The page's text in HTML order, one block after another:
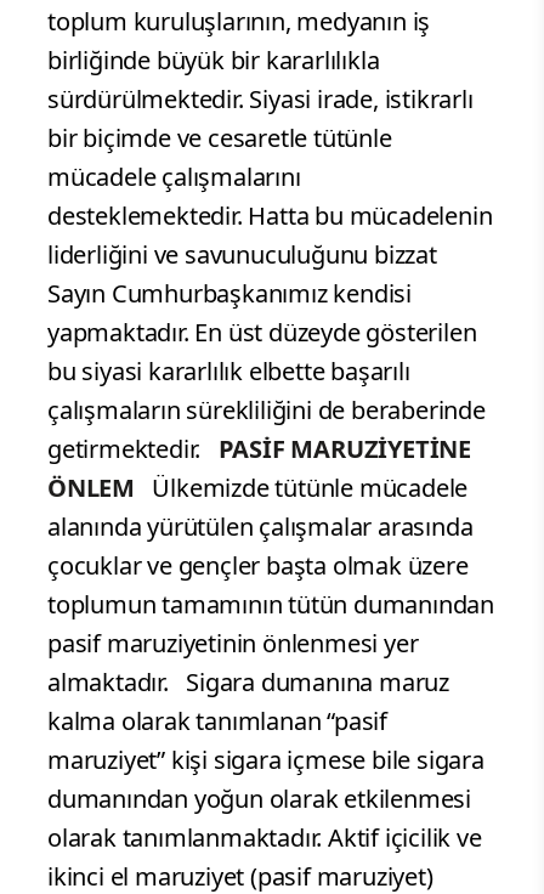
toplum kuruluşlarının, medyanın iş
birliğinde büyük bir kararlılıkla
sürdürülmektedir. Siyasi irade, istikrarlı
bir biçimde ve cesaretle tütünle
mücadele çalışmalarını
desteklemektedir. Hatta bu mücadelenin
liderliğini ve savunuculuğunu bizzat
Sayın Cumhurbaşkanımız kendisi
yapmaktadır. En üst düzeyde gösterilen
bu siyasi kararlılık elbette başarılı
çalışmaların sürekliliğini de beraberinde
getirmektedir.
PASİF MARUZİYETİNE
ÖNLEM Ülkemizde tütünle mücadele
alanında yürütülen çalışmalar arasında
çocuklar ve gençler başta olmak üzere
toplumun tamamının tütün dumanından
pasif maruziyetinin önlenmesi yer
almaktadır. Sigara dumanına maruz
kalma olarak tanımlanan “pasif
maruziyet” kişi sigara içmese bile sigara
dumanından yoğun olarak etkilenmesi
olarak tanımlanmaktadır. Aktif içicilik ve
ikinci el maruziyet (pasif maruziyet)